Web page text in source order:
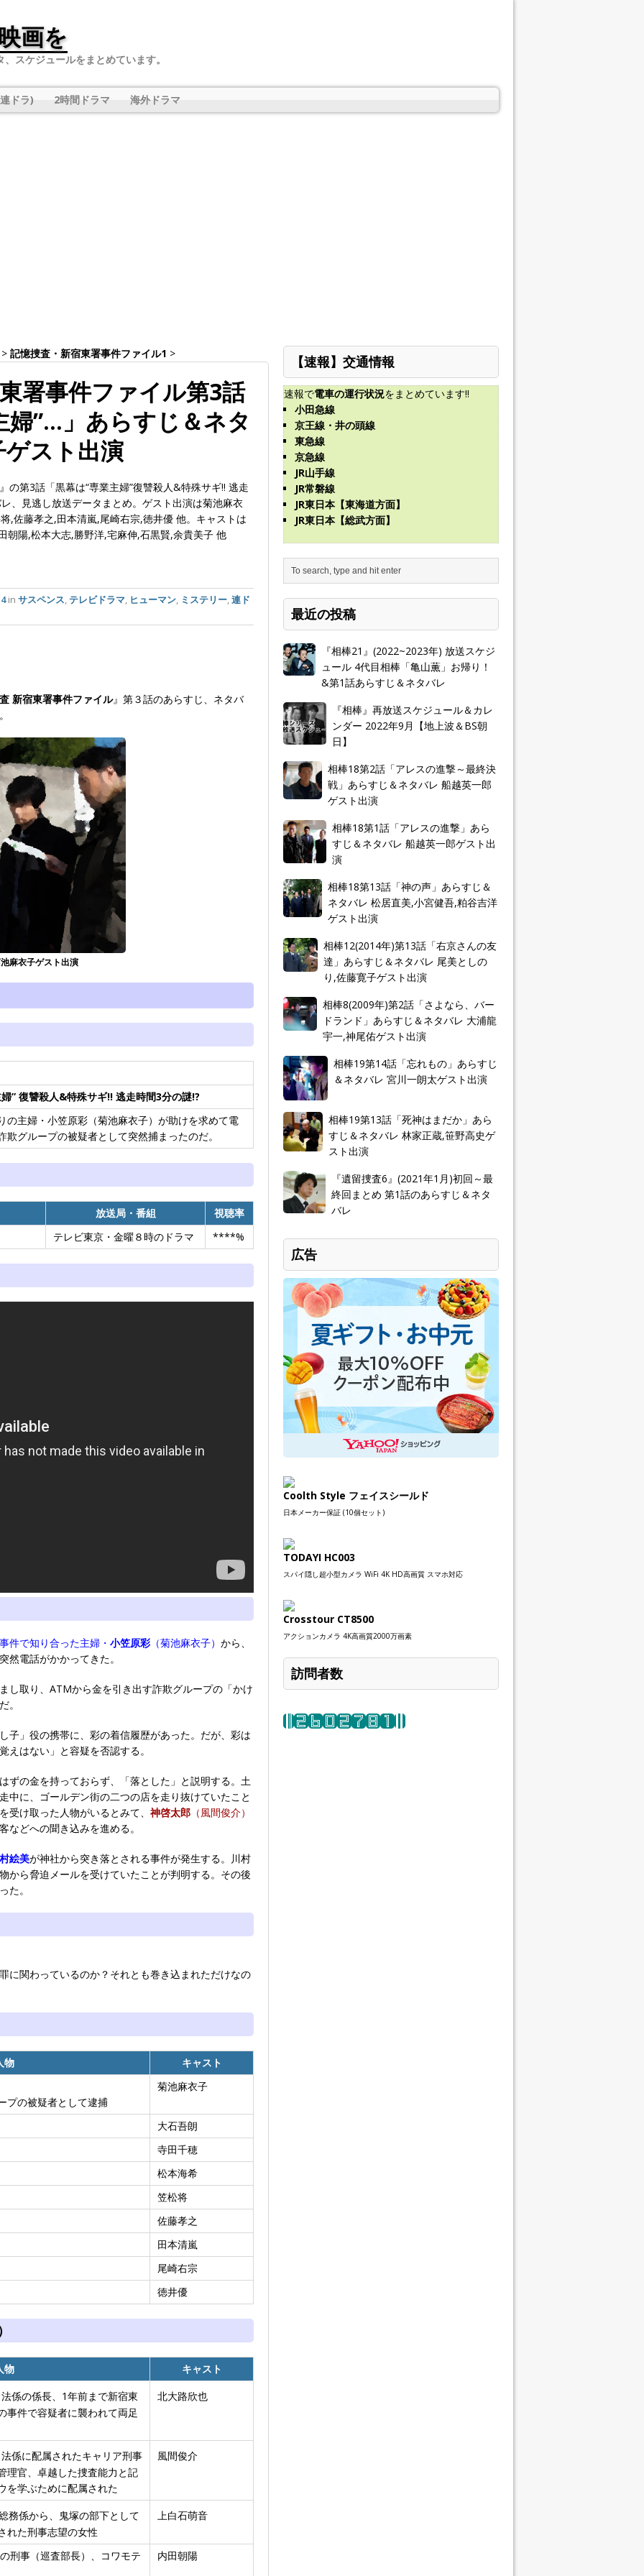
画を
スケジュールをまとめています。
ドラ) 2時間ドラマ 海外ドラマ
> 記憶捜査・新宿東署事件ファイル1 >
署事件ファイル第3話
婦”…」あらすじ＆ネタ
スト出演
の第3話「黒幕は“専業主婦”復讐殺人&特殊サギ!! 逃走
、見逃し放送データまとめ。ゲスト出演は菊池麻衣
,佐藤孝之,田本清嵐,尾崎右宗,徳井優 他。キャストは
朝陽,松本大志,勝野洋,宅麻伸,石黒賢,余貴美子 他
in サスペンス, テレビドラマ, ヒューマン, ミステリー,連ド
新宿東署事件ファイル』第３話のあらすじ、ネタバ
麻衣子ゲスト出演
” 復讐殺人&特殊サギ!! 逃走時間3分の謎!?
の主婦・小笠原彩（菊池麻衣子）が助けを求めて電
欺グループの被疑者として突然捕まったのだ。
放送局・番組
視聴率
テレビ東京・金曜８時のドラマ
****%
件で知り合った主婦・ 小笠原彩 （菊池麻衣子） から、
然電話がかかってきた。
し取り、ATMから金を引き出す詐欺グループの「かけ
。
子」役の携帯に、彩の着信履歴があった。だが、彩は
えはない」と容疑を否認する。
ずの金を持っておらず、「落とした」と説明する。土
中に、ゴールデン街の二つの店を走り抜けていたこと
受け取った人物がいるとみて、 神啓太郎 （風間俊介）
などへの聞き込みを進める。
絵美が神社から突き落とされる事件が発生する。川村
から脅迫メールを受けていたことが判明する。その後
た。
に関わっているのか？それとも巻き込まれただけなの
物 キャスト
プの被疑者として逮捕
菊池麻衣子
大石吾朗
寺田千穂
松本海希
笠松将
佐藤孝之
田本清嵐
尾崎右宗
徳井優
物
キャスト
係の係長、1年前まで新宿東
事件で容疑者に襲われて両足
北大路欣也
係に配属されたキャリア刑事
理官、卓越した捜査能力と記
を学ぶために配属された
風間俊介
務係から、鬼塚の部下として
れた刑事志望の女性
上白石萌音
刑事（巡査部長）、コワモテ 内田朝陽
【速報】交通情報
速報で電車の運行状況をまとめています!!
小田急線
京王線・井の頭線
東急線
京急線
JR山手線
JR常磐線
JR東日本【東海道方面】
JR東日本【総武方面】
最近の投稿
『相棒21』(2022~2023年) 放送スケジ
ュール 4代目相棒「亀山薫」お帰り！
&第1話あらすじ＆ネタバレ
『相棒』再放送スケジュール＆カレ
ンダー 2022年9月【地上波＆BS朝
日】
相棒18第2話「アレスの進撃～最終決
戦」あらすじ＆ネタバレ 船越英一郎
ゲスト出演
相棒18第1話「アレスの進撃」あら
すじ＆ネタバレ 船越英一郎ゲスト出
演
相棒18第13話「神の声」あらすじ＆
ネタバレ 松居直美,小宮健吾,粕谷吉洋
ゲスト出演
相棒12(2014年)第13話「右京さんの友
達」あらすじ＆ネタバレ 尾美としの
り,佐藤寛子ゲスト出演
相棒8(2009年)第2話「さよなら、バー
ドランド」あらすじ＆ネタバレ 大浦龍
宇一,神尾佑ゲスト出演
相棒19第14話「忘れもの」あらすじ
＆ネタバレ 宮川一朗太ゲスト出演
相棒19第13話「死神はまだか」あら
すじ＆ネタバレ 林家正蔵,笹野高史ゲ
スト出演
『遺留捜査6』(2021年1月)初回～最
終回まとめ 第1話のあらすじ＆ネタ
バレ
広告
Coolth Style フェイスシールド
日本メーカー保証 (10個セット)
TODAYI HC003
スパイ隠し超小型カメラ WiFi 4K HD高画質 スマホ対応
Crosstour CT8500
アクションカメラ 4K高画質2000万画素
訪問者数